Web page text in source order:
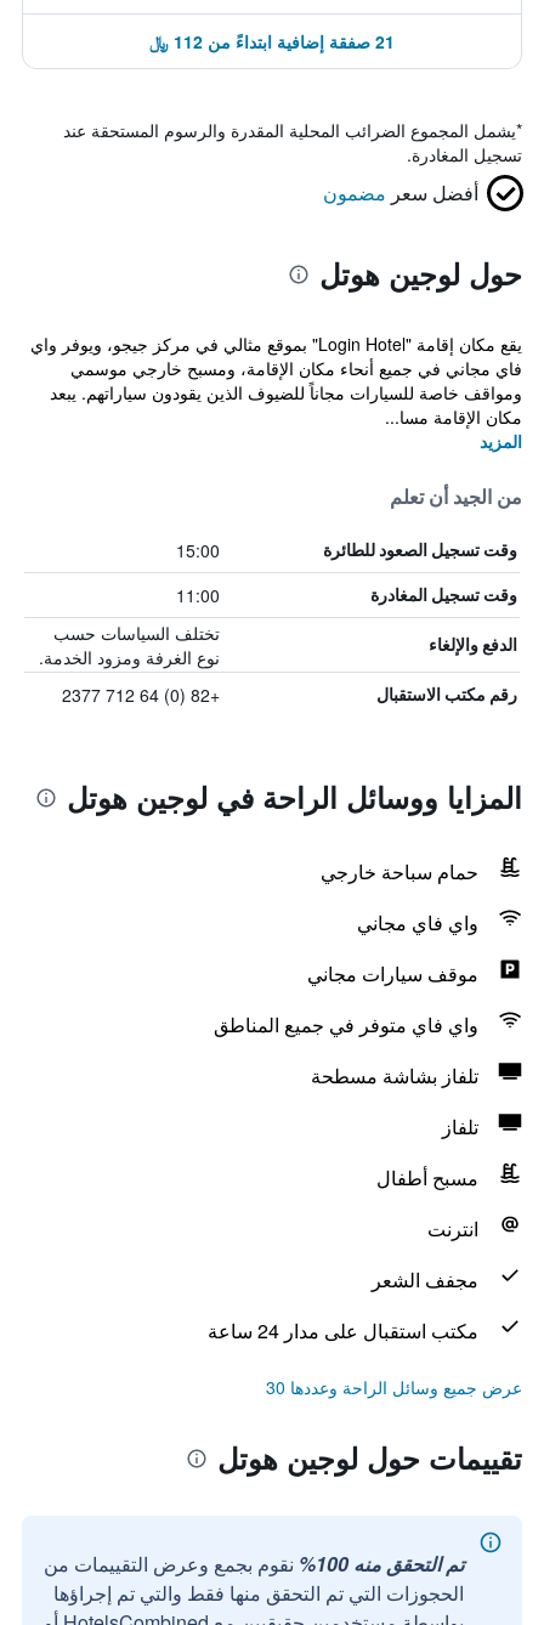
21 صفقة إضافية ابتداءً من 112 ﷼
*يشمل المجموع الضرائب المحلية المقدرة والرسوم المستحقة عند
تسجيل المغادرة.
أفضل سعر مضمون
حول لوجين هوتل
يقع مكان إقامة "Login Hotel" بموقع مثالي في مركز جيجو، ويوفر واي
فاي مجاني في جميع أنحاء مكان الإقامة، ومسبح خارجي موسمي
ومواقف خاصة للسيارات مجاناً للضيوف الذين يقودون سياراتهم. يبعد
مكان الإقامة مسا...
المزيد
من الجيد أن تعلم
وقت تسجيل الصعود للطائرة 15:00
وقت تسجيل المغادرة 11:00
الدفع والإلغاء
تختلف السياسات حسب
نوع الغرفة ومزود الخدمة.
رقم مكتب الاستقبال +82 (0) 64 712 2377
المزايا ووسائل الراحة في لوجين هوتل
حمام سباحة خارجي
واي فاي مجاني
موقف سيارات مجاني
واي فاي متوفر في جميع المناطق
تلفاز بشاشة مسطحة
تلفاز
مسبح أطفال
انترنت
مجفف الشعر
مكتب استقبال على مدار 24 ساعة
عرض جميع وسائل الراحة وعددها 30
تقييمات حول لوجين هوتل
تم التحقق منه 100%
نقوم بجمع وعرض التقييمات من
الحجوزات التي تم التحقق منها فقط والتي تم إجراؤها